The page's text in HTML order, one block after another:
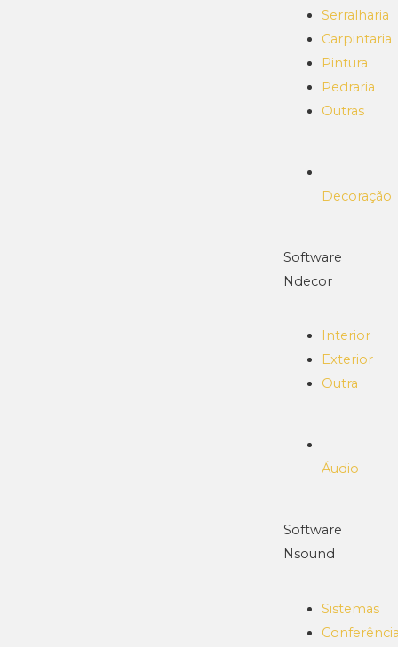
Serralharia
Carpintaria
Pintura
Pedraria
Outras
Decoração
Software
Ndecor
Interior
Exterior
Outra
Áudio
Software
Nsound
Sistemas